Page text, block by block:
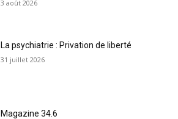
3 août 2026
La psychiatrie : Privation de liberté
31 juillet 2026
Magazine 34.6